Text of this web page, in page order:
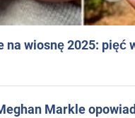
wiosnę 2025: pięć
Markle